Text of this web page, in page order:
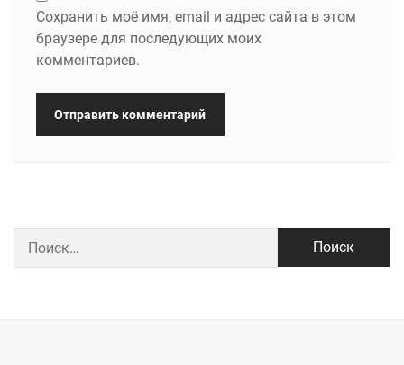
Сохранить моё имя, email и адрес сайта в этом
браузере для последующих моих
комментариев.